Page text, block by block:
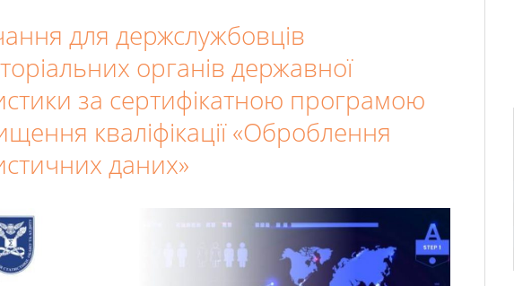
для держслужбовців
органів державної
за сертифікатною програмою
кваліфікації «Оброблення
даних»